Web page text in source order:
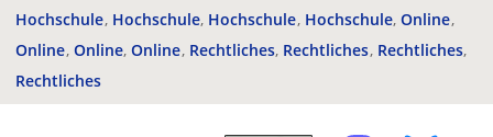
Hochschule Hochschule Hochschule Hochschule Online
Online Online Online Rechtliches Rechtliches Rechtliches
Rechtliches